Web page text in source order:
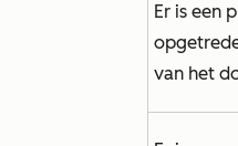
Er is een
van het